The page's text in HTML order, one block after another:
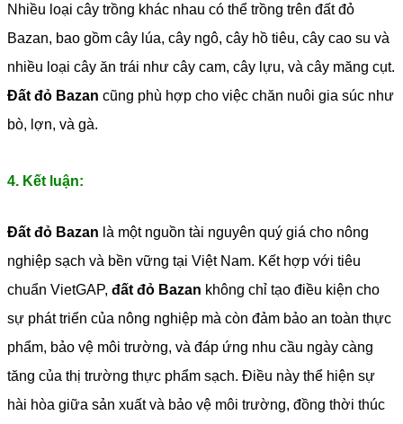
Nhiều loại cây trồng khác nhau có thể trồng trên đất đỏ
Bazan, bao gồm cây lúa, cây ngô, cây hồ tiêu, cây cao su và
nhiều loại cây ăn trái như cây cam, cây lựu, và cây măng cụt.
Đất đỏ Bazan cũng phù hợp cho việc chăn nuôi gia súc như
bò, lợn, và gà.
4. Kết luận:
Đất đỏ Bazan là một nguồn tài nguyên quý giá cho nông
nghiệp sạch và bền vững tại Việt Nam. Kết hợp với tiêu
chuẩn VietGAP, đất đỏ Bazan không chỉ tạo điều kiện cho
sự phát triển của nông nghiệp mà còn đảm bảo an toàn thực
phẩm, bảo vệ môi trường, và đáp ứng nhu cầu ngày càng
tăng của thị trường thực phẩm sạch. Điều này thể hiện sự
hài hòa giữa sản xuất và bảo vệ môi trường, đồng thời thúc